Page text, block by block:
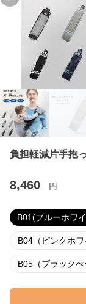
Previous slide
負担軽減片手抱
8,460 円
B01(ブルーホワイ
B04（ピンクホワ
B05（ブラックべ